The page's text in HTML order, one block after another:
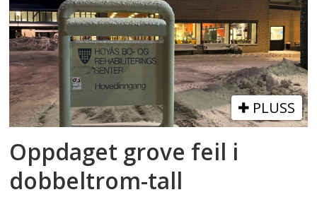
PLUSS
Oppdaget grove feil i
dobbeltrom-tall